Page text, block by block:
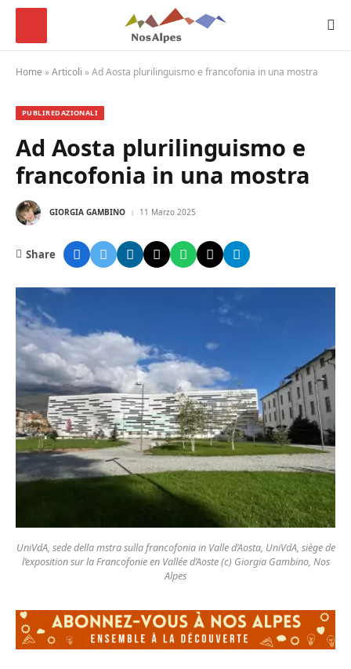
Home »Articoli »Ad Aosta plurilinguismo e francofonia in una mostra
PUBLIREDAZIONALI
Ad Aosta plurilinguismo e
francofonia in una mostra
GIORGIA GAMBINO 11 Marzo 2025
Share
UniVdA, sede della mstra sulla francofonia in Valle d’Aosta, UniVdA, siège de
l’exposition sur la Francofonie en Vallée d’Aoste (c) Giorgia Gambino, Nos
Alpes